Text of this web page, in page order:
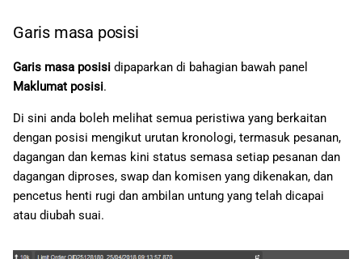
Garis masa posisi
Garis masa posisi dipaparkan di bahagian bawah panel
Maklumat posisi.
Di sini anda boleh melihat semua peristiwa yang berkaitan
dengan posisi mengikut urutan kronologi, termasuk pesanan,
dagangan dan kemas kini status semasa setiap pesanan dan
dagangan diproses, swap dan komisen yang dikenakan, dan
pencetus henti rugi dan ambilan untung yang telah dicapai
atau diubah suai.